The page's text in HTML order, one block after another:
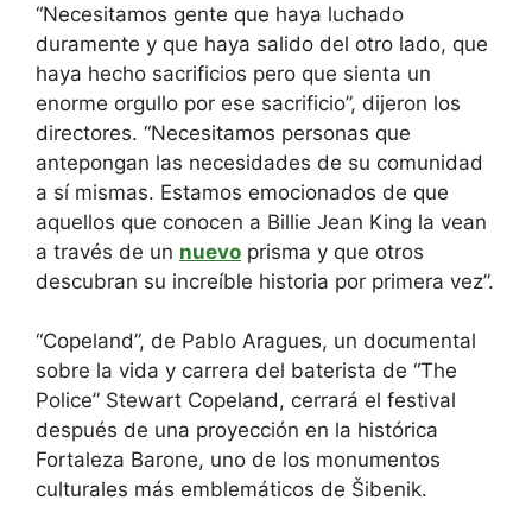
“Necesitamos gente que haya luchado
duramente y que haya salido del otro lado, que
haya hecho sacrificios pero que sienta un
enorme orgullo por ese sacrificio”, dijeron los
directores. “Necesitamos personas que
antepongan las necesidades de su comunidad
a sí mismas. Estamos emocionados de que
aquellos que conocen a Billie Jean King la vean
a través de un nuevo prisma y que otros
descubran su increíble historia por primera vez”.
“Copeland”, de Pablo Aragues, un documental
sobre la vida y carrera del baterista de “The
Police” Stewart Copeland, cerrará el festival
después de una proyección en la histórica
Fortaleza Barone, uno de los monumentos
culturales más emblemáticos de Šibenik.